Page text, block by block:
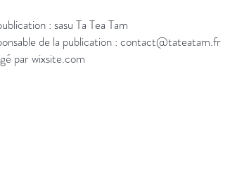
: sasu Ta Tea Tam
de la publication : contact@tateatam.fr
par wixsite.com